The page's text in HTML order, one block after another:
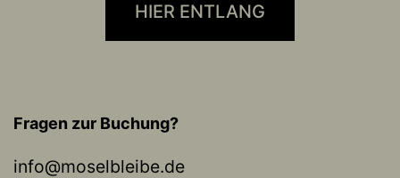
HIER ENTLANG
Fragen zur Buchung?
info@moselbleibe.de